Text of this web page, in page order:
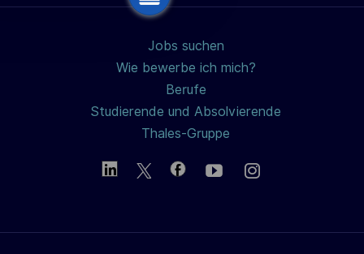
g
Jobs suchen
Wie bewerbe ich mich?
Berufe
Studierende und Absolvierende
Thales-Gruppe